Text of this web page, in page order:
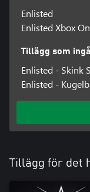
Enlisted
Enlisted Xbox
Tillägg som
Enlisted - Skink
Enlisted -
Tillägg för det